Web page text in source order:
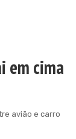
em cima
avião e carro